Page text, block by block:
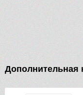
Дополнительная